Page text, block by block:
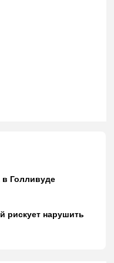
в Голливуде
рискует нарушить